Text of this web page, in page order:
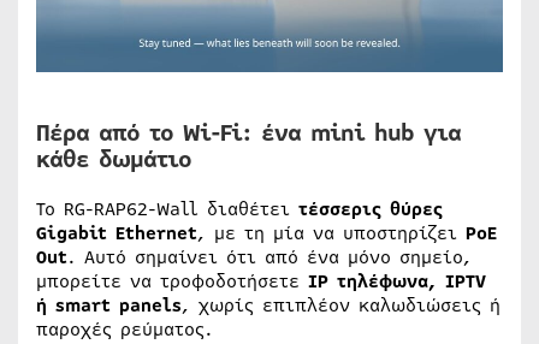
Πέρα από το Wi-Fi: ένα mini hub για
κάθε δωμάτιο
Το RG-RAP62-Wall διαθέτει τέσσερις θύρες
Gigabit Ethernet, με τη μία να υποστηρίζει PoE
Out. Αυτό σημαίνει ότι από ένα μόνο σημείο,
μπορείτε να τροφοδοτήσετε IP τηλέφωνα, IPTV
ή smart panels, χωρίς επιπλέον καλωδιώσεις ή
παροχές ρεύματος.